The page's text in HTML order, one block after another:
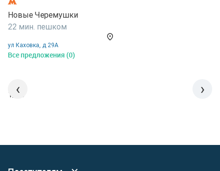
Новые Черемушки
22 мин. пешком
ул Каховка, д 29А
Все предложения (0)
‹ ›
1/15